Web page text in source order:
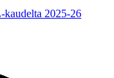
2025-26